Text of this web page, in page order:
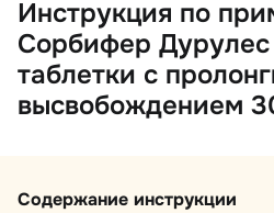
Инструкция по
Сорбифер
таблетки с
высвобождением
Содержание инструкции